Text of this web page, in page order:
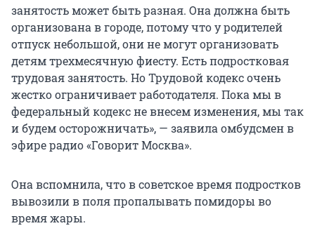
занятость может быть разная. Она должна быть
организована в городе, потому что у родителей
отпуск небольшой, они не могут организовать
детям трехмесячную фиесту. Есть подростковая
трудовая занятость. Но Трудовой кодекс очень
жестко ограничивает работодателя. Пока мы в
федеральный кодекс не внесем изменения, мы так
и будем осторожничать», — заявила омбудсмен в
эфире радио «Говорит Москва».
Она вспомнила, что в советское время подростков
вывозили в поля пропалывать помидоры во
время жары.